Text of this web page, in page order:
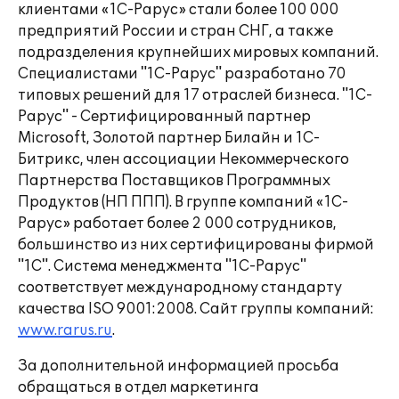
клиентами «1С-Рарус» стали более 100 000
предприятий России и стран СНГ, а также
подразделения крупнейших мировых компаний.
Специалистами "1С-Рарус" разработано 70
типовых решений для 17 отраслей бизнеса. "1С-
Рарус" - Сертифицированный партнер
Microsoft, Золотой партнер Билайн и 1С-
Битрикс, член ассоциации Некоммерческого
Партнерства Поставщиков Программных
Продуктов (НП ППП). В группе компаний «1С-
Рарус» работает более 2 000 сотрудников,
большинство из них сертифицированы фирмой
"1С". Система менеджмента "1С-Рарус"
соответствует международному стандарту
качества ISO 9001:2008. Сайт группы компаний:
www.rarus.ru.
За дополнительной информацией просьба
обращаться в отдел маркетинга